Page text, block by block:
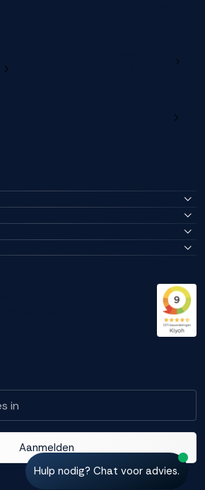
Hulp nodig? Chat voor advies.
Aanmelden